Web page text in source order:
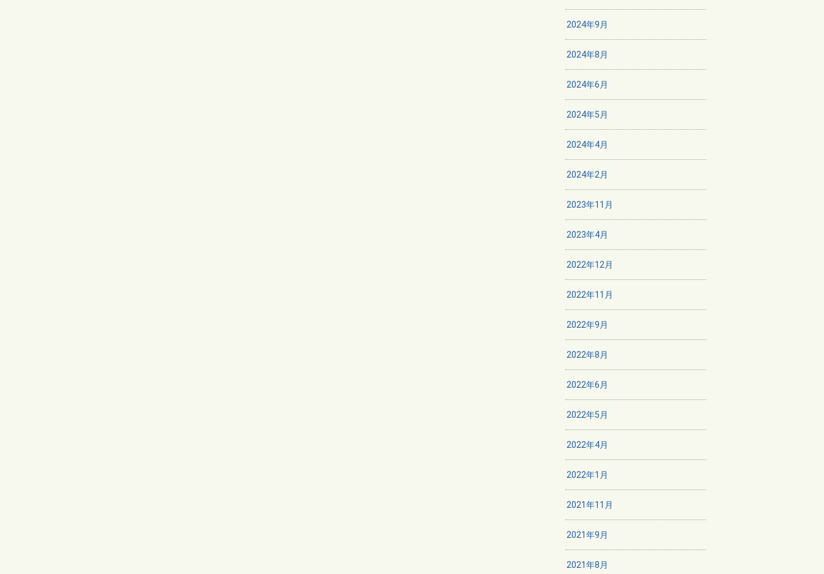
2024年9月
2024年8月
2024年6月
2024年5月
2024年4月
2024年2月
2023年11月
2023年4月
2022年12月
2022年11月
2022年9月
2022年8月
2022年6月
2022年5月
2022年4月
2022年1月
2021年11月
2021年9月
2021年8月